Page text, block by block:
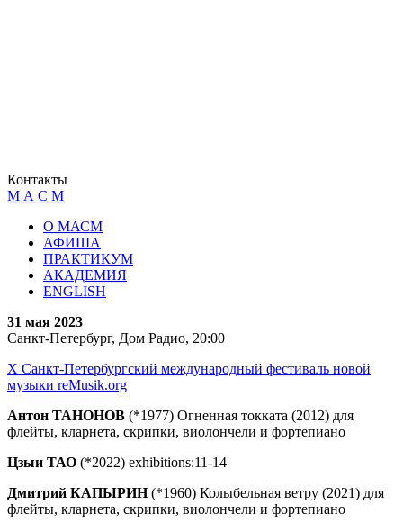
Контакты
М А С М
О МАСМ
АФИША
ПРАКТИКУМ
АКАДЕМИЯ
ENGLISH
31 мая 2023
Санкт-Петербург, Дом Радио, 20:00
X Санкт-Петербургский международный фестиваль новой
музыки reMusik.org
Антон ТАНОНОВ (*1977) Огненная токката (2012) для
флейты, кларнета, скрипки, виолончели и фортепиано
Цзыи ТАО (*2022) exhibitions:11-14
Дмитрий КАПЫРИН(*1960) Колыбельная ветру (2021) для
флейты, кларнета, скрипки, виолончели и фортепиано